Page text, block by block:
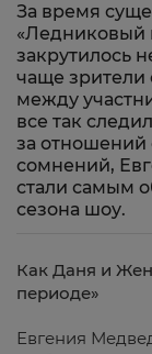
За время
«Ледниковый
закрутилось
чаще
между
все так
за отношений
сомнений,
стали самым
сезона шоу.
Как Даня и
периоде»
Евгения